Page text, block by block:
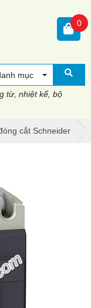
mục
từ, nhiệt kế, bộ
0
cắt Schneider